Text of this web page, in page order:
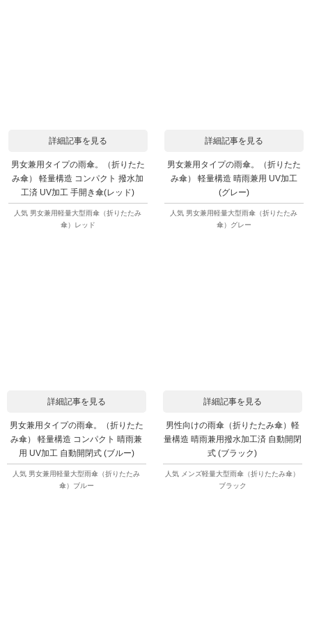
詳細記事を見る
男女兼用タイプの雨傘。（折りたた
み傘） 軽量構造 コンパクト 撥水加
工済 UV加工 手開き傘(レッド)
人気 男女兼用軽量大型雨傘（折りたたみ
傘）レッド
詳細記事を見る
男女兼用タイプの雨傘。（折りたた
み傘） 軽量構造 晴雨兼用 UV加工
(グレー)
人気 男女兼用軽量大型雨傘（折りたたみ
傘）グレー
詳細記事を見る
男女兼用タイプの雨傘。（折りたた
み傘） 軽量構造 コンパクト 晴雨兼
用 UV加工 自動開閉式 (ブルー)
人気 男女兼用軽量大型雨傘（折りたたみ
傘）ブルー
詳細記事を見る
男性向けの雨傘（折りたたみ傘）軽
量構造 晴雨兼用撥水加工済 自動開閉
式 (ブラック)
人気 メンズ軽量大型雨傘（折りたたみ傘）
ブラック